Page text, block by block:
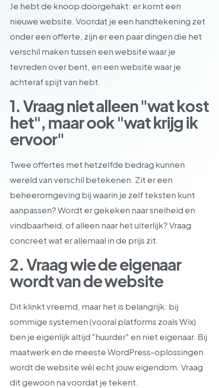
Je hebt de knoop doorgehakt: er komt een
nieuwe website. Voordat je een handtekening zet
onder een offerte, zijn er een paar dingen die het
verschil maken tussen een website waar je
tevreden over bent, en een website waar je
achteraf spijt van hebt.
1. Vraag niet alleen "wat kost
het", maar ook "wat krijg ik
ervoor"
Twee offertes met hetzelfde bedrag kunnen
wereld van verschil betekenen. Zit er een
beheeromgeving bij waarin je zelf teksten kunt
aanpassen? Wordt er gekeken naar snelheid en
vindbaarheid, of alleen naar het uiterlijk? Vraag
concreet wat er allemaal in de prijs zit.
2. Vraag wie de eigenaar
wordt van de website
Dit klinkt vreemd, maar het is belangrijk: bij
sommige systemen (vooral platforms zoals Wix)
ben je eigenlijk altijd "huurder" en niet eigenaar. Bij
maatwerk en de meeste WordPress-oplossingen
wordt de website wél echt jouw eigendom. Vraag
dit gewoon na voordat je tekent.